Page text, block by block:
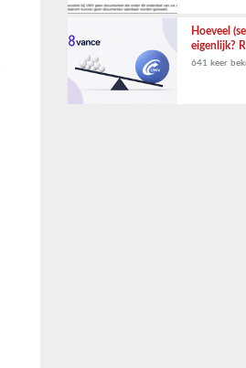
Hoeveel
eigenlijk?
641 keer